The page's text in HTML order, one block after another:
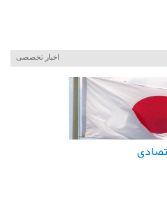
اخبار تخصصی